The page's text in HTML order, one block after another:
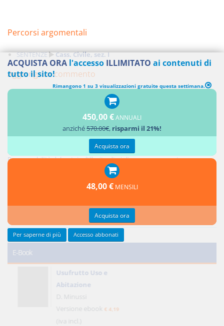
Percorsi argomentali
SENTENZE Cass. Civile, sez. I
Aggiungi un commento
Responsabilità del notaio: i controlli sui soggetti e sull'oggetto dell'atto
Responsabilità del notaio: l'illecito disciplinare conseguente
Credito privilegiato del promissario acquirente e ipoteche sul bene
Reciprocità delle concessioni
Tutti gli ultimi contributi >
E-Book
Usufrutto Uso e
Abitazione
D. Minussi
Versione ebook € 4,19
(iva incl.)
ACQUISTA ORA l'accesso ILLIMITATO ai contenuti di
tutto il sito!
Rimangono 1 su 3 visualizzazioni gratuite questa settimana.
450,00 €ANNUALI
anziché570.00€, risparmi il 21%!
Acquista ora
48,00 € MENSILI
Acquista ora
Per saperne di più Accesso abbonati